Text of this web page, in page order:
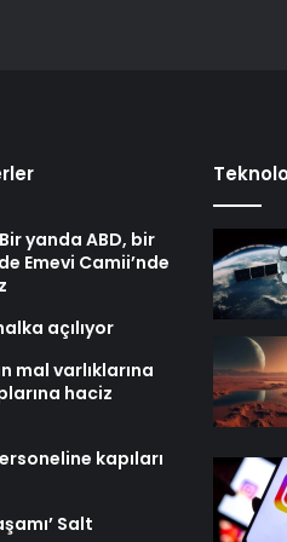
yanda ABD, bir
Emevi Camii’nde
açılıyor
mal varlıklarına
haciz
kapıları
Salt